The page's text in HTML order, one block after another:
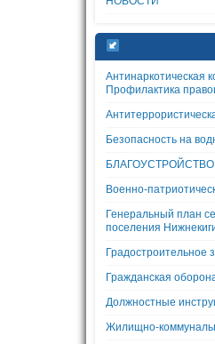
Антинаркотическая
Профилактика
Безопасность на
БЛАГОУСТРОЙСТВО
Военно-
Генеральный план
поселения
Градостроительное
Гражданская
Должностные
Жилищно-